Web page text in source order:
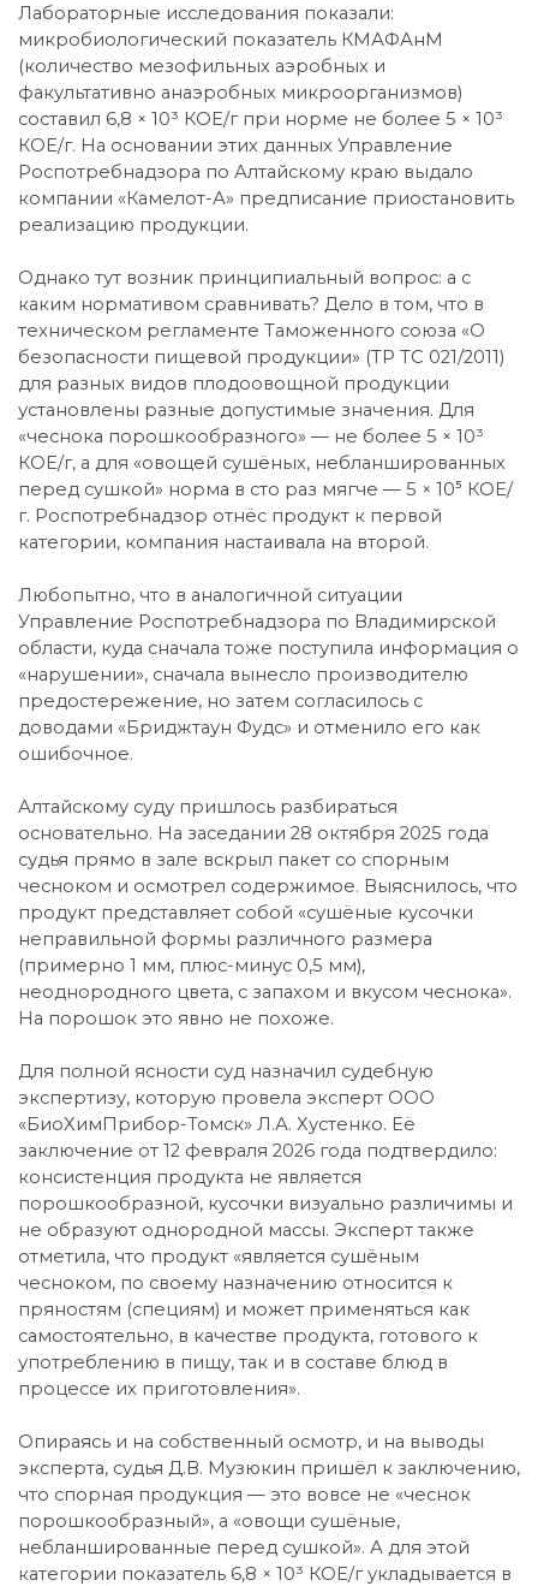
Лабораторные исследования показали:
микробиологический показатель КМАФАнМ
(количество мезофильных аэробных и
факультативно анаэробных микроорганизмов)
составил 6,8 × 10³ КОЕ/г при норме не более 5 × 10³
КОЕ/г. На основании этих данных Управление
Роспотребнадзора по Алтайскому краю выдало
компании «Камелот-А» предписание приостановить
реализацию продукции.
Однако тут возник принципиальный вопрос: а с
каким нормативом сравнивать? Дело в том, что в
техническом регламенте Таможенного союза «О
безопасности пищевой продукции» (ТР ТС 021/2011)
для разных видов плодоовощной продукции
установлены разные допустимые значения. Для
«чеснока порошкообразного» — не более 5 × 10³
КОЕ/г, а для «овощей сушёных, небланшированных
перед сушкой» норма в сто раз мягче — 5 × 10⁵ КОЕ/
г. Роспотребнадзор отнёс продукт к первой
категории, компания настаивала на второй.
Любопытно, что в аналогичной ситуации
Управление Роспотребнадзора по Владимирской
области, куда сначала тоже поступила информация о
«нарушении», сначала вынесло производителю
предостережение, но затем согласилось с
доводами «Бриджтаун Фудс» и отменило его как
ошибочное.
Алтайскому суду пришлось разбираться
основательно. На заседании 28 октября 2025 года
судья прямо в зале вскрыл пакет со спорным
чесноком и осмотрел содержимое. Выяснилось, что
продукт представляет собой «сушёные кусочки
неправильной формы различного размера
(примерно 1 мм, плюс-минус 0,5 мм),
неоднородного цвета, с запахом и вкусом чеснока».
На порошок это явно не похоже.
Для полной ясности суд назначил судебную
экспертизу, которую провела эксперт ООО
«БиоХимПрибор-Томск» Л.А. Хустенко. Её
заключение от 12 февраля 2026 года подтвердило:
консистенция продукта не является
порошкообразной, кусочки визуально различимы и
не образуют однородной массы. Эксперт также
отметила, что продукт «является сушёным
чесноком, по своему назначению относится к
пряностям (специям) и может применяться как
самостоятельно, в качестве продукта, готового к
употреблению в пищу, так и в составе блюд в
процессе их приготовления».
Опираясь и на собственный осмотр, и на выводы
эксперта, судья Д.В. Музюкин пришёл к заключению,
что спорная продукция — это вовсе не «чеснок
порошкообразный», а «овощи сушёные,
небланшированные перед сушкой». А для этой
категории показатель 6,8 × 10³ КОЕ/г укладывается в